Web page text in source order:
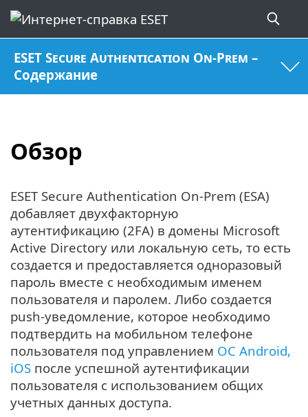
ESET Secure Authentication On-Prem –
Содержание
Обзор
ESET Secure Authentication On-Prem (ESA)
добавляет двухфакторную
аутентификацию (2FA) в домены Microsoft
Active Directory или локальную сеть, то есть
создается и предоставляется одноразовый
пароль вместе с необходимым именем
пользователя и паролем. Либо создается
push-уведомление, которое необходимо
подтвердить на мобильном телефоне
пользователя под управлением ОС Android,
iOS после успешной аутентификации
пользователя с использованием общих
учетных данных доступа.